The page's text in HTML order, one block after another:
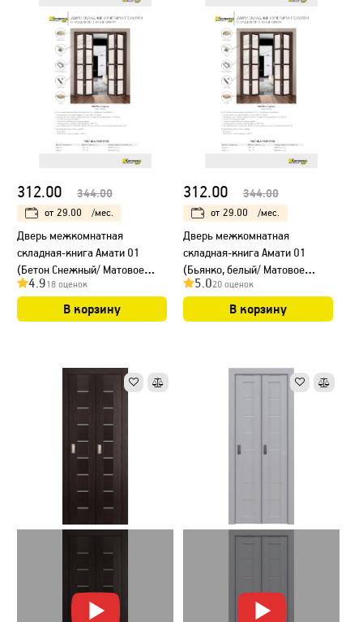
312.00 344.00
от 29.00 /мес.
Дверь межкомнатная
складная-книга Амати 01
(Бетон Снежный/ Матовое
стекло) 40+40 см
4.918 оценок
В корзину
312.00 344.00
от 29.00 /мес.
Дверь межкомнатная
складная-книга Амати 01
(Бьянко, белый/ Матовое
стекло) 40+40 см
5.020 оценок
В корзину